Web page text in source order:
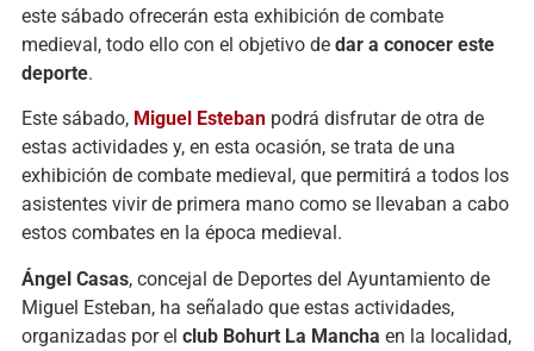
este sábado ofrecerán esta exhibición de combate
medieval, todo ello con el objetivo de dar a conocer este
deporte.
Este sábado, Miguel Esteban podrá disfrutarde otra de
estas actividades y, en esta ocasión, se trata de una
exhibición de combate medieval, que permitirá a todos los
asistentes vivirde primera mano como se llevaban a cabo
estos combates en la época medieval.
Ángel Casas, concejal de Deportes del Ayuntamiento de
Miguel Esteban, ha señalado que estas actividades,
organizadas porel club Bohurt La Mancha en la localidad,